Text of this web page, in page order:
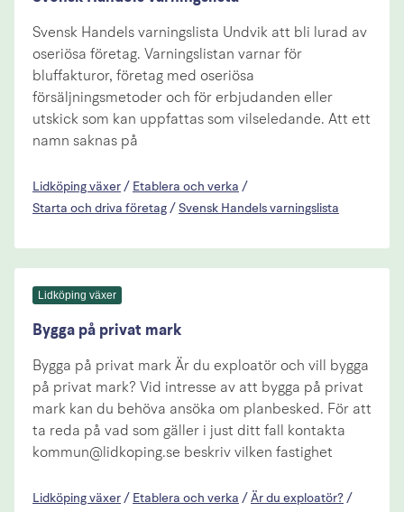
Svensk Handels varningslista Undvik att bli lurad av
oseriösa företag. Varningslistan varnar för
bluffakturor, företag med oseriösa
försäljningsmetoder och för erbjudanden eller
utskick som kan uppfattas som vilseledande. Att ett
namn saknas på
Lidköping växer / Etablera och verka /
Starta och driva företag / Svensk Handels varningslista
Lidköping växer
Bygga på privat mark
Bygga på privat mark Är du exploatör och vill bygga
på privat mark? Vid intresse av att bygga på privat
mark kan du behöva ansöka om planbesked. För att
ta reda på vad som gäller i just ditt fall kontakta
kommun@lidkoping.se beskriv vilken fastighet
Lidköping växer / Etablera och verka / Är du exploatör? /